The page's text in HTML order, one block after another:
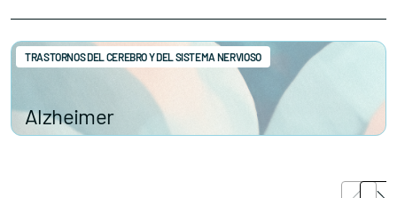
Alzheimer
TRASTORNOS DEL CEREBRO Y DEL SISTEMA NERVIOSO
Contacta con nosotros
Aviso legal